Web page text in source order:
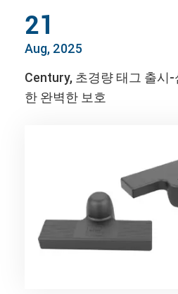
21
Aug, 2025
Century, 초경량 태그 출시
한 완벽한 보호